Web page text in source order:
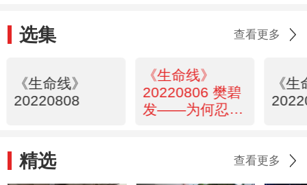
选集 查看更多
《生命线》
20220808
《生命线》
20220806 樊碧
发——为何忍痛
《
精选 查看更多